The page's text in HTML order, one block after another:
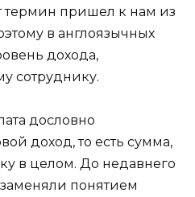
термин пришел к нам из
в англоязычных
дохода,
сотруднику.
дословно
доход, то есть сумма,
в целом. До недавнего
понятием